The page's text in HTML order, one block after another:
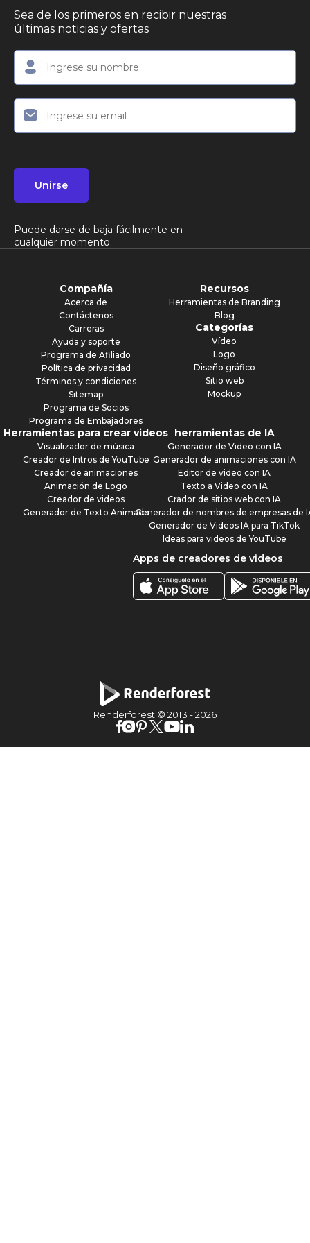
Sea de los primeros en recibir nuestras
últimas noticias y ofertas
Unirse
Puede darse de baja fácilmente en
cualquier momento.
Compañía
Acerca de
Contáctenos
Carreras
Ayuda y soporte
Programa de Afiliado
Política de privacidad
Términos y condiciones
Sitemap
Programa de Socios
Programa de Embajadores
Recursos
Herramientas de Branding
Blog
Categorías
Vídeo
Logo
Diseño gráfico
Sitio web
Mockup
Herramientas para crear videos
Visualizador de música
Creador de Intros de YouTube
Creador de animaciones
Animación de Logo
Creador de videos
Generador de Texto Animado
herramientas de IA
Generador de Video con IA
Generador de animaciones con IA
Editor de video con IA
Texto a Video con IA
Crador de sitios web con IA
Generador de nombres de empresas de
Generador de Videos IA para TikTok
Ideas para videos de YouTube
Apps de creadores de videos
Renderforest © 2013 -2026